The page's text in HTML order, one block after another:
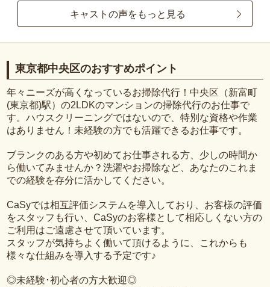
キャストの声をもっと見る
東京都中央区のおすすめポイント
年々ニーズが高くなっているお掃除代行！中央区（新富町
(東京都)駅）の2LDKのマンションの掃除代行のお仕事で
す。ハウスクリーニングではないので、特別な資格や作業
はありません！未経験の方でも活躍できるお仕事です。
ブランクのある方や初めてお仕事される方、少しの時間か
ら働いてみませんか？洗濯やお掃除など、あなたのこれま
での経験を存分に活かしてください。
CaSyでは相互評価システムを導入しており、お客様の評価
をスタッフも行い、CaSyのお客様として相応しくない方の
ご利用はご遠慮させて頂いています。
スタッフが気持ちよく働いて頂けるように、これからも
様々な仕組みを導入する予定です♪
◎未経験･初心者の方大歓迎◎